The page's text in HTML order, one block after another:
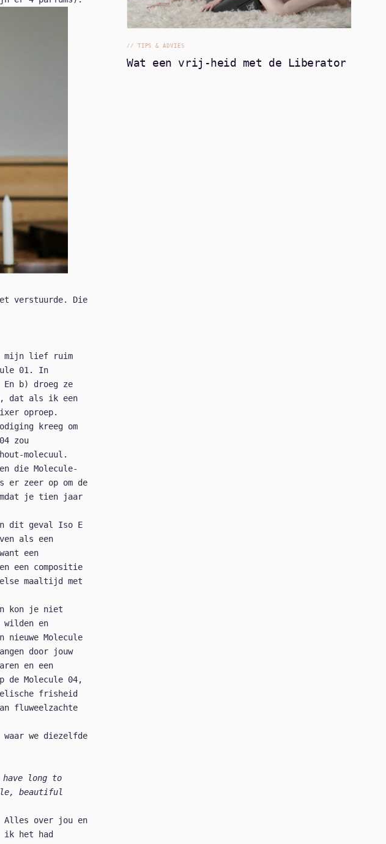
verstuurde. Die
mijn lief ruim
01. In
b) droeg ze
dat als ik een
oproep.
kreeg om
zou
molecuul.
die Molecule-
er zeer op om de
je tien jaar
dit geval Iso E
als een
een
een compositie
maaltijd met
kon je niet
wilden en
Molecule
door jouw
en een
Molecule 04,
frisheid
fluweelzachte
we diezelfde
long to
beautiful
Alles over jou en
ik het had
// TIPS & ADVIES
Wat een vrij-heid met de Liberator